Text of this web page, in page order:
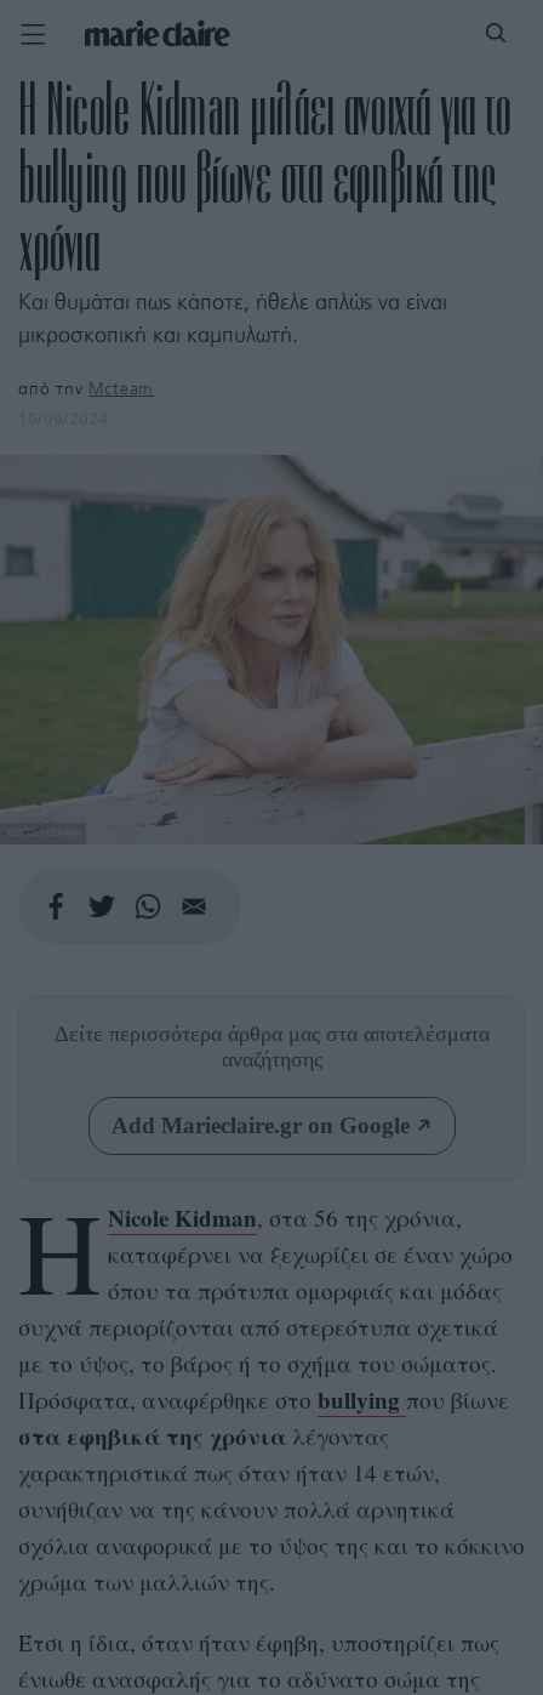
Η Nicole Kidman μιλάει ανοιχτά για το
bullying που βίωνε στα εφηβικά της
χρόνια
Και θυμάται πως κάποτε, ήθελε απλώς να είναι
μικροσκοπική και καμπυλωτή.
από την Mcteam
@NICOLEKIDMAN
Δείτε περισσότερα άρθρα μας στα αποτελέσματα
αναζήτησης
Add Marieclaire.gr on Google
Η Nicole Kidman, στα 56 της χρόνια,
καταφέρνει να ξεχωρίζει σε έναν χώρο
όπου τα πρότυπα ομορφιάς και μόδας
συχνά περιορίζονται από στερεότυπα σχετικά
με το ύψος, το βάρος ή το σχήμα του σώματος.
Πρόσφατα, αναφέρθηκε στο bullying που βίωνε
στα εφηβικά της χρόνια λέγοντας
χαρακτηριστικά πως όταν ήταν 14 ετών,
συνήθιζαν να της κάνουν πολλά αρνητικά
σχόλια αναφορικά με το ύψος της και το κόκκινο
χρώμα των μαλλιών της.
Έτσι η ίδια, όταν ήταν έφηβη, υποστηρίζει πως
ένιωθε ανασφαλής για το αδύνατο σώμα της